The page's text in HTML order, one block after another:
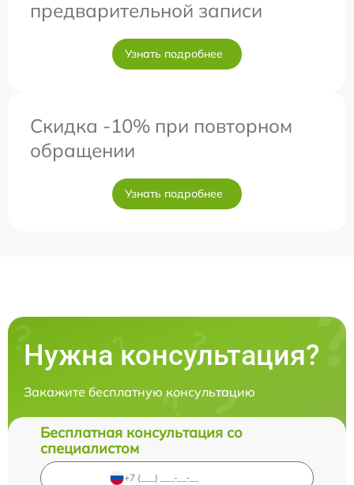
предварительной записи
Узнать подробнее
Скидка -10% при повторном
обращении
Узнать подробнее
Нужна консультация?
Закажите бесплатную консультацию
Бесплатная консультация со
специалистом